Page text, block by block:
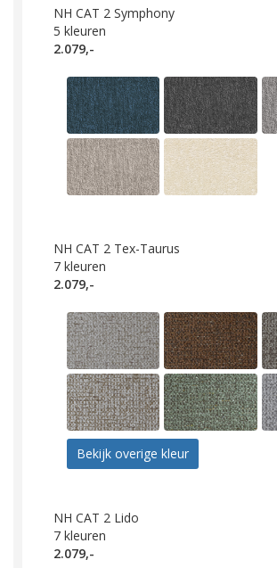
NH CAT 2 Symphony
5 kleuren
2.079,-
NH CAT 2 Tex-Taurus
7 kleuren
2.079,-
Bekijk overige kleur
NH CAT 2 Lido
7 kleuren
2.079,-